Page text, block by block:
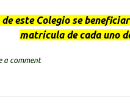
de este Colegio se
matrícula de cada uno
a comment